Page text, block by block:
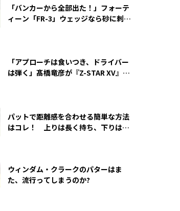
「バンカーから全部出た！」フォーテ
ィーン「FR-3」ウェッジなら砂に刺さ
「アプローチは食いつき、ドライバー
は弾く」髙橋竜彦が『Z-STAR XV』を
パットで距離感を合わせる簡単な方法
はコレ！ 上りは長く持ち、下りは短
ウィンダム・クラークのパターはま
た、流行ってしまうのか?